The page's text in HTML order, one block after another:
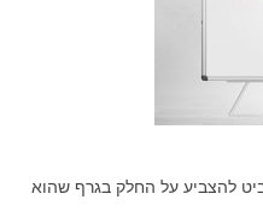
להצביע על החלק בגרף שהוא